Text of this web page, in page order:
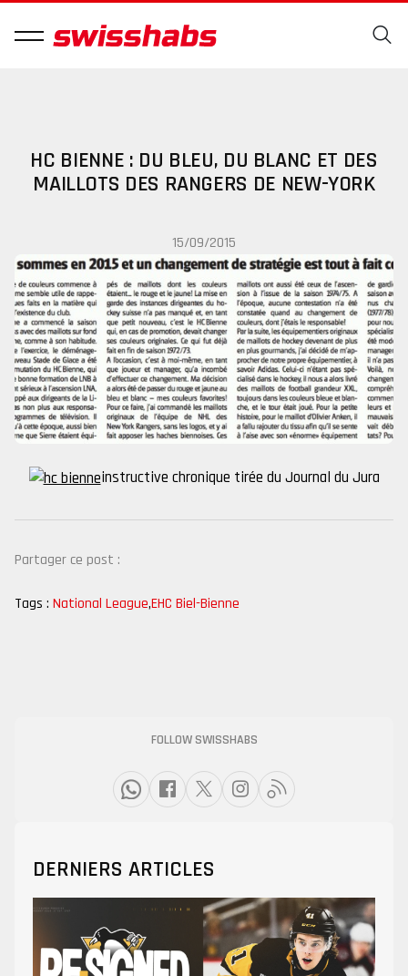
HC BIENNE : DU BLEU, DU BLANC ET DES
MAILLOTS DES RANGERS DE NEW-YORK
15/09/2015
instructive chronique tirée du Journal du Jura
Partager ce post :
Tags : National League,EHC Biel-Bienne
FOLLOW SWISSHABS
DERNIERS ARTICLES